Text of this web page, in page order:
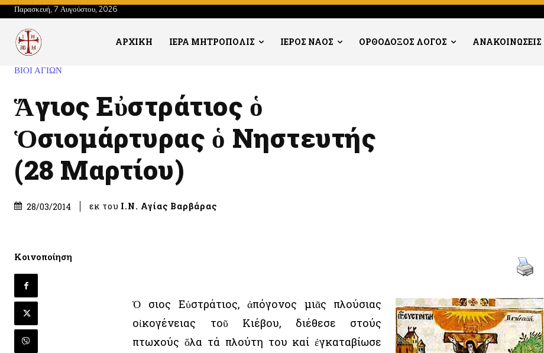
Παρασκευή, 7 Αυγούστου, 2026
ΑΡΧΙΚΗ ΙΕΡΑ ΜΗΤΡΟΠΟΛΙΣ ΙΕΡΟΣ ΝΑΟΣ ΟΡΘΟΔΟΞΟΣ ΛΟΓΟΣ ΑΝΑΚΟΙΝΩΣΕΙΣ
ΒΙΟΙ ΑΓΙΩΝ
Ἅγιος Εὐστράτιος ὁ
Ὁσιομάρτυρας ὁ Νηστευτής
(28 Μαρτίου)
28/03/2014 εκ του Ι.Ν. Αγίας Βαρβάρας
Κοινοποίηση
Ὁ Ὅσιος Εὐστράτιος, ἀπόγονος μιᾶς πλούσιας
οἰκογένειας τοῦ Κιέβου, διέθεσε στούς
πτωχούς ὅλα τά πλούτη του καί ἐγκαταβίωσε